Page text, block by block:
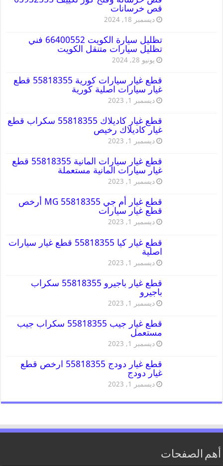
قص خرسانات
ديسمبر 18, 2024
تظليل سيارة الكويت 66400552 فني
تظليل سيارات متنقل الكويت
يونيو 28, 2024
قطع غيار سيارات كورية 55818355 قطع
غيار سيارات اصلية كورية
ديسمبر 1, 2023
قطع غيار كاديلاك 55818355 سكراب قطع
غيار كاديلاك رخيص
ديسمبر 1, 2023
قطع غيار سيارات المانية 55818355 قطع
غيار سيارات المانية مستعملة
ديسمبر 1, 2023
قطع غيار أم جي MG 55818355 أرخص
قطع غيار سيارات
ديسمبر 1, 2023
قطع غيار كيا 55818355 قطع غيار سيارات
اصلية
ديسمبر 1, 2023
قطع غيار باجيرو 55818355 سكراب
باجيرو
ديسمبر 1, 2023
قطع غيار جيب 55818355 سكراب جيب
مستعمل
ديسمبر 1, 2023
قطع غيار دودج 55818355 ارخص قطع
غيار دودج
ديسمبر 1, 2023
أهم الصفحات